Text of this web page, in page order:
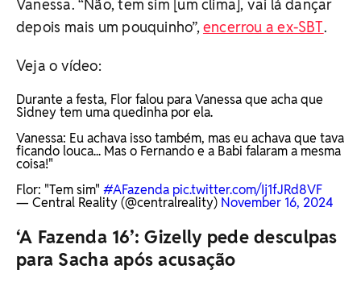
Vanessa. “Não, tem sim [um clima], vai lá dançar
depois mais um pouquinho”, encerrou a ex-SBT.
Veja o vídeo:
Durante a festa, Flor falou para Vanessa que acha que
Sidney tem uma quedinha por ela.
Vanessa: Eu achava isso também, mas eu achava que tava
ficando louca... Mas o Fernando e a Babi falaram a mesma
coisa!"
Flor: "Tem sim" #AFazenda pic.twitter.com/Ij1fJRd8VF
— Central Reality (@centralreality) November 16, 2024
‘A Fazenda 16’: Gizelly pede desculpas
para Sacha após acusação